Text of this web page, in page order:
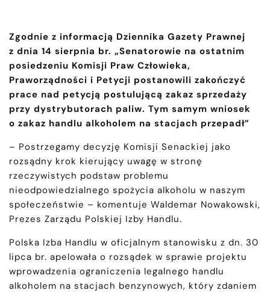
Zgodnie z informacją Dziennika Gazety Prawnej
z dnia 14 sierpnia br. „Senatorowie na ostatnim
posiedzeniu Komisji Praw Człowieka,
Praworządności i Petycji postanowili zakończyć
prace nad petycją postulującą zakaz sprzedaży
przy dystrybutorach paliw. Tym samym wniosek
o zakaz handlu alkoholem na stacjach przepadł”
– Postrzegamy decyzję Komisji Senackiej jako
rozsądny krok kierujący uwagę w stronę
rzeczywistych podstaw problemu
nieodpowiedzialnego spożycia alkoholu w naszym
społeczeństwie – komentuje Waldemar Nowakowski,
Prezes Zarządu Polskiej Izby Handlu.
Polska Izba Handlu w oficjalnym stanowisku z dn. 30
lipca br. apelowała o rozsądek w sprawie projektu
wprowadzenia ograniczenia legalnego handlu
alkoholem na stacjach benzynowych, który zdaniem